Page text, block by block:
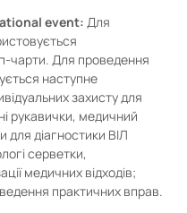
event: Для
чарти. Для проведення
наступне
захисту для
рукавички, медичний
для діагностики ВІЛ
серветки,
медичних відходів;
практичних вправ.